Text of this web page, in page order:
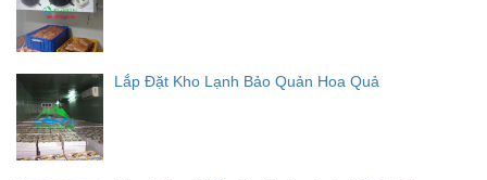
Lắp Đặt Kho Lạnh Bảo Quản Hoa Quả